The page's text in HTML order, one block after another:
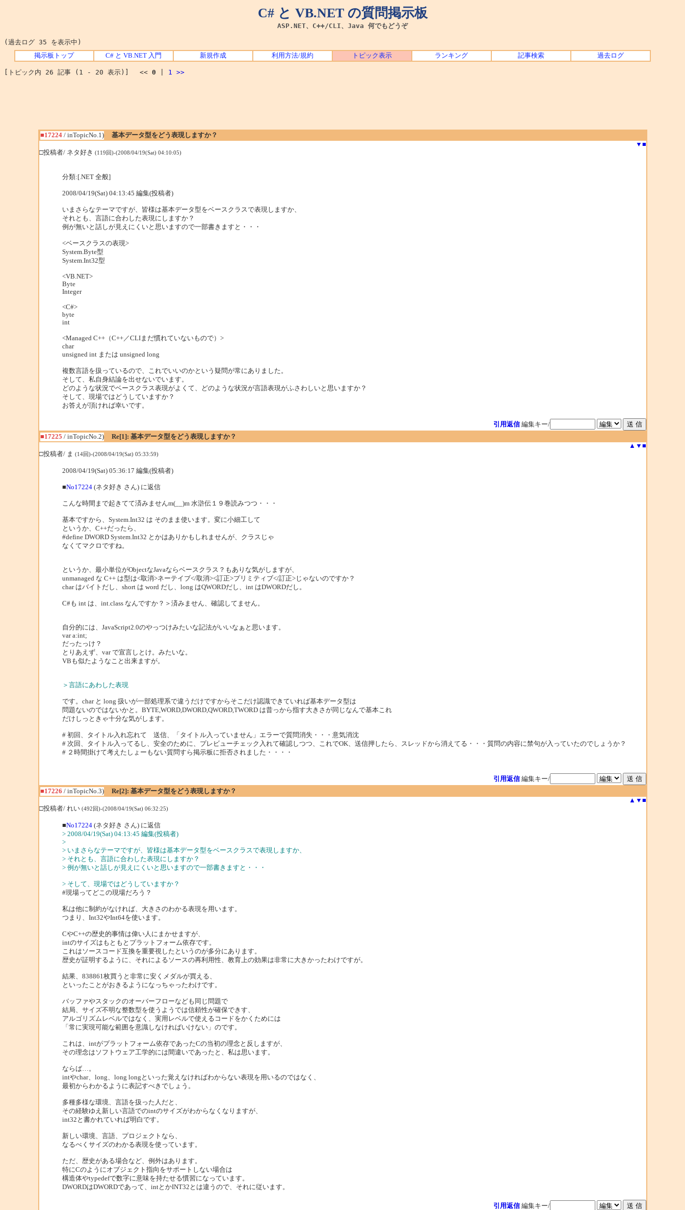
C# と VB.NET の質問掲示板
ASP.NET、C++/CLI、Java 何でもどうぞ
(過去ログ 35 を表示中)
掲示板トップ C# と VB.NET 入門 新規作成 利用方法/規約 トピック表示 ランキング 記事検索 過去ログ
[トピック内 26 記事 (1 - 20 表示)] << 0 1 >>
■17224/ inTopicNo.1)
基本データ型をどう表現しますか？
▼ ■
□投稿者/ ネタ好き (119回)-(2008/04/19(Sat) 04:10:05)
分類:[.NET 全般]
2008/04/19(Sat) 04:13:45 編集(投稿者)
いまさらなテーマですが、皆様は基本データ型をベースクラスで表現しますか、
それとも、言語に合わした表現にしますか？
例が無いと話しが見えにくいと思いますので一部書きますと・・・
<ベースクラスの表現>
System.Byte型
System.Int32型
<VB.NET>
Byte
Integer
<C#>
byte
int
<Managed C++（C++／CLIまだ慣れていないもので）>
char
unsigned int または unsigned long
複数言語を扱っているので、これでいいのかという疑問が常にありました。
そして、私自身結論を出せないでいます。
どのような状況でベースクラス表現がよくて、どのような状況が言語表現がふさわしいと思いますか？
そして、現場ではどうしていますか？
お答えが頂ければ幸いです。
引用返信 編集キー/
■17225 / inTopicNo.2)
Re[1]: 基本データ型をどう表現しますか？
▲ ▼ ■
□投稿者/ ま (14回)-(2008/04/19(Sat) 05:33:59)
2008/04/19(Sat) 05:36:17 編集(投稿者)
■No17224(ネタ好き さん) に返信
こんな時間まで起きてて済みませんm(__)m 水滸伝１９巻読みつつ・・・
基本ですから、System.Int32 は そのまま使います。変に小細工して
というか、C++だったら、
#define DWORD System.Int32 とかはありかもしれませんが、クラスじゃ
なくてマクロですね。
というか、最小単位がObjectなJavaならベースクラス？もありな気がしますが、
unmanaged な C++ は型は<取消>ネーテイブ</取消><訂正>プリミティブ</訂正>じゃないのですか？
char はバイトだし、short は word だし、long はQWORDだし、int はDWORDだし。
C#も int は、int.class なんですか？＞済みません、確認してません。
自分的には、JavaScript2.0のやっつけみたいな記法がいいなぁと思います。
var a:int;
だったっけ？
とりあえず、var で宣言しとけ。みたいな。
VBも似たようなこと出来ますが。
＞言語にあわした表現
です。char と long 扱いが一部処理系で違うだけですからそこだけ認識できていれば基本データ型は
問題ないのではないかと。BYTE,WORD,DWORD,QWORD,TWORD は昔っから指す大きさが同じなんで基本これ
だけしっときゃ十分な気がします。
# 初回、タイトル入れ忘れて 送信、「タイトル入っていません」エラーで質問消失・・・意気消沈
# 次回、タイトル入ってるし、安全のために、プレビューチェック入れて確認しつつ、これでOK、送信押したら、スレッドから消えてる・・・質問の内容に禁句が入っていたのでしょうか？
# ２時間掛けて考えたしょーもない質問すら掲示板に拒否されました・・・・
引用返信 編集キー/
■17226 / inTopicNo.3)
Re[2]: 基本データ型をどう表現しますか？
▲ ▼ ■
□投稿者/ れい (492回)-(2008/04/19(Sat) 06:32:25)
■No17224(ネタ好き さん) に返信
> 2008/04/19(Sat) 04:13:45 編集(投稿者)
>
> いまさらなテーマですが、皆様は基本データ型をベースクラスで表現しますか、
> それとも、言語に合わした表現にしますか？
> 例が無いと話しが見えにくいと思いますので一部書きますと・・・
> そして、現場ではどうしていますか？
#現場ってどこの現場だろう？
私は他に制約がなければ、大きさのわかる表現を用います。
つまり、Int32やInt64を使います。
CやC++の歴史的事情は偉い人にまかせますが、
intのサイズはもともとプラットフォーム依存です。
これはソースコード互換を重要視したというのが多分にあります。
歴史が証明するように、それによるソースの再利用性、教育上の効果は非常に大きかったわけですが。
結果、838861枚買うと非常に安くメダルが買える、
といったことがおきるようになっちゃったわけです。
バッファやスタックのオーバーフローなども同じ問題で
結局、サイズ不明な整数型を使うようでは信頼性が確保できす、
アルゴリズムレベルではなく、実用レベルで使えるコードをかくためには
「常に実現可能な範囲を意識しなければいけない」のです。
これは、intがプラットフォーム依存であったCの当初の理念と反しますが、
その理念はソフトウェア工学的には間違いであったと、私は思います。
ならば…。
intやchar、long、long longといった覚えなければわからない表現を用いるのではなく、
最初からわかるように表記すべきでしょう。
多種多様な環境、言語を扱った人だと、
その経験ゆえ新しい言語でのintのサイズがわからなくなりますが、
int32と書かれていれば明白です。
新しい環境、言語、プロジェクトなら、
なるべくサイズのわかる表現を使っています。
ただ、歴史がある場合など、例外はあります。
特にCのようにオブジェクト指向をサポートしない場合は
構造体やtypedefで数字に意味を持たせる慣習になっています。
DWORDはDWORDであって、intとかINT32とは違うので、それに従います。
引用返信 編集キー/